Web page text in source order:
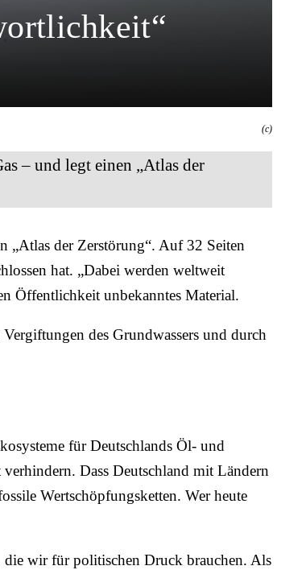
(c)
– und legt einen „Atlas der
„Atlas der Zerstörung“. Auf 32 Seiten
hat. „Dabei werden weltweit
Öffentlichkeit unbekanntes Material.
des Grundwassers und durch
für Deutschlands Öl- und
Dass Deutschland mit Ländern
Wertschöpfungsketten. Wer heute
wir für politischen Druck brauchen. Als